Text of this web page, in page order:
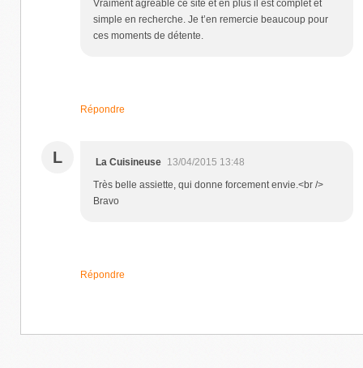
Vraiment agréable ce site et en plus il est complet et
simple en recherche. Je t’en remercie beaucoup pour
ces moments de détente.
Répondre
L La Cuisineuse 13/04/2015 13:48
Très belle assiette, qui donne forcement envie.<br />
Bravo
Répondre